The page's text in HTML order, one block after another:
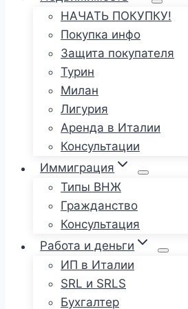
НАЧАТЬ ПОКУПКУ!
Покупка инфо
Защита покупателя
Турин
Милан
Лигурия
Аренда в Италии
Консультации
Иммиграция
Типы ВНЖ
Гражданство
Консультация
Работа и деньги
ИП в Италии
SRL и SRLS
Бухгалтер